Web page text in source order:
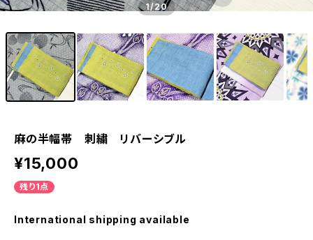
1/20
麻の半幅帯 刺繍 リバーシブル
¥15,000
残り1点
International shipping available